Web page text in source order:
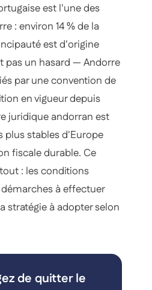
est l'une des
: environ 14 % de la
est d'origine
pas un hasard — Andorre
par une convention de
en vigueur depuis
juridique andorran est
plus stables d'Europe
fiscale durable. Ce
: les conditions
à effectuer
stratégie à adopter selon
de quitter le